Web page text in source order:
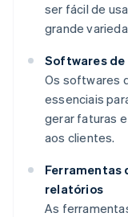
ser fácil de
grande
Softwares
Os softwares
essenciais
gerar faturas
aos clientes.
Ferramentas
relatórios
As